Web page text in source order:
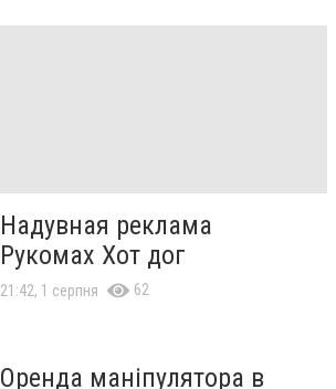
Надувная реклама
Рукомах Хот дог
21:42, 1 серпня 62
Оренда маніпулятора в